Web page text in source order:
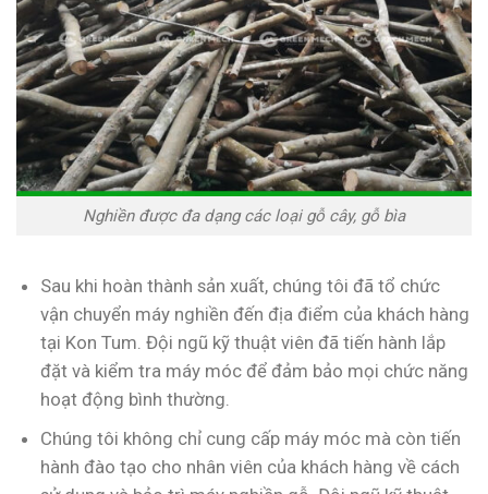
Nghiền được đa dạng các loại gỗ cây, gỗ bìa
Sau khi hoàn thành sản xuất, chúng tôi đã tổ chức
vận chuyển máy nghiền đến địa điểm của khách hàng
tại Kon Tum. Đội ngũ kỹ thuật viên đã tiến hành lắp
đặt và kiểm tra máy móc để đảm bảo mọi chức năng
hoạt động bình thường.
Chúng tôi không chỉ cung cấp máy móc mà còn tiến
hành đào tạo cho nhân viên của khách hàng về cách